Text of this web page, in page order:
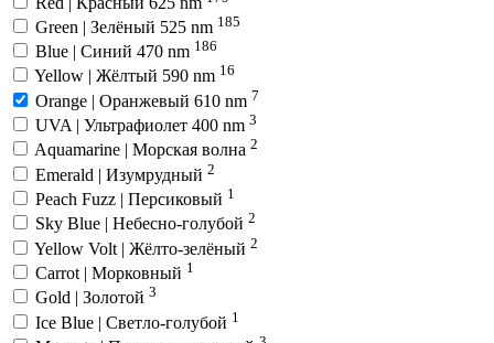
Green | Зелёный 525 nm 185
Blue | Синий 470 nm 186
Yellow | Жёлтый 590 nm 16
Orange | Оранжевый 610 nm 7
UVA | Ультрафиолет 400 nm 3
Aquamarine | Морская волна 2
Emerald | Изумрудный 2
Peach Fuzz | Персиковый 1
Sky Blue | Небесно-голубой 2
Yellow Volt | Жёлто-зелёный 2
Carrot | Морковный 1
Gold | Золотой 3
Ice Blue | Светло-голубой 1